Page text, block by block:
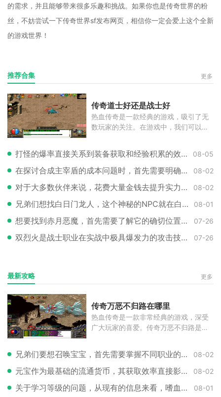
的需求，并且能够带来很多乐趣和挑战。如果你也是传奇世界的粉
丝，不妨尝试一下传奇世界sf发布网页，相信你一定会爱上这个全新
的游戏世界！
推荐合集 更多
传奇道士好还是战士好
热血传奇是一款经典的游戏，吸引了无
数玩家的关注。在游戏中，我们可以扮
打怪的爆率直接关系到装备获取和经验积累的效率，因此掌握提升爆率的技巧至 08-05
在探讨合成主宰盾的成本问题时，首先需要明确的是，这个强力盾牌的具体花费 08-02
对于大多数伙伴来说，花费大量金钱去提升实力并不是首选，因此选择一个对装 08-02
兄弟们想找白日门龙人，这个神秘的NPC就在白日门地图的某个角落等着咱们呢。 08-01
想要找到赤月恶魔，首先需要了解它的确切位置。大家都知道这个强大的BOSS位 07-26
双烈火是战士职业在实战中极具爆发力的攻击技巧，其核心原理在于利用烈火剑 07-26
最新攻略 更多
传奇万恶不归路在哪里
热血传奇是一款非常经典的游戏，深受
广大玩家的喜爱。传奇万恶不归路是一
兄弟们要想召唤宝宝，首先需要掌握不同职业的召唤方式。道士职业拥有专属的 08-02
元宝作为最基础的流通货币，其获取效率直接影响角色发展速度。游戏内元宝分 08-02
关于学习等级的问题，从现有的信息来看，嗜血术是道士的一个后期技能，并不 08-01